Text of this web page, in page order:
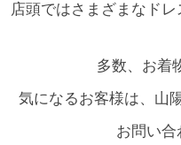
店頭ではさまざまなド
多数、お着
気になるお客様は、山
お問い合